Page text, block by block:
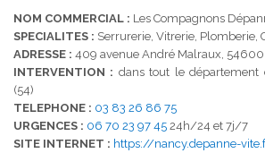
NOM COMMERCIAL : Les Compagnons
SPECIALITES : Serrurerie, Vitrerie, Plomberie,
ADRESSE : 409 avenue André Malraux,
INTERVENTION : dans tout le département
(54)
TELEPHONE : 03 83 26 86 75
URGENCES : 06 70 23 97 45 24h/24 et 7j/7
SITE INTERNET : https://nancy.depanne-